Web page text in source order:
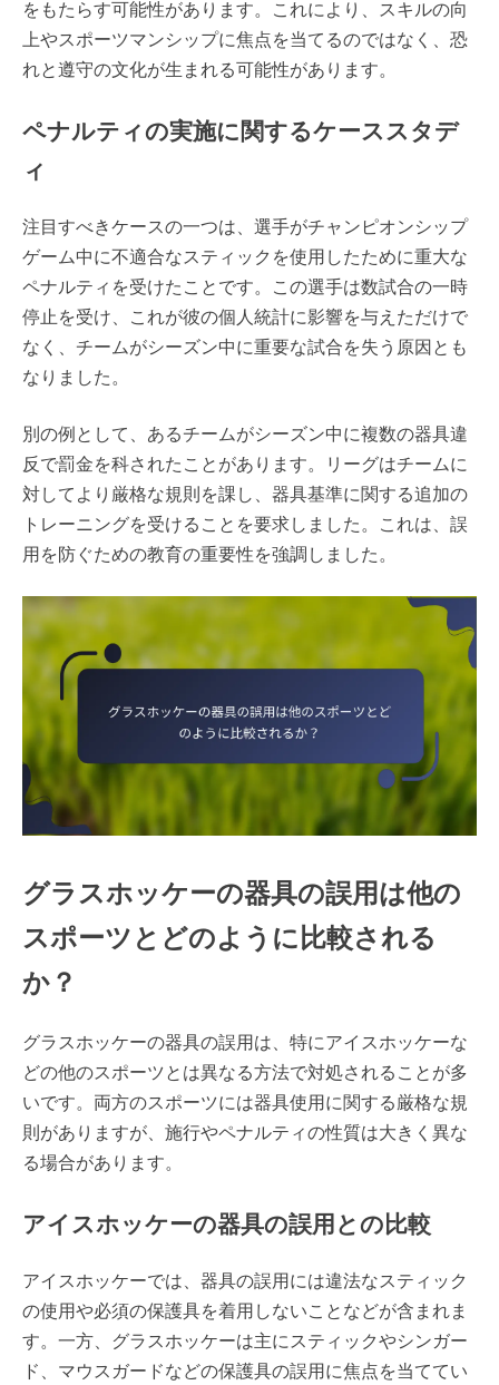
をもたらす可能性があります。これにより、スキルの向
上やスポーツマンシップに焦点を当てるのではなく、恐
れと遵守の文化が生まれる可能性があります。
ペナルティの実施に関するケーススタデ
ィ
注目すべきケースの一つは、選手がチャンピオンシップ
ゲーム中に不適合なスティックを使用したために重大な
ペナルティを受けたことです。この選手は数試合の一時
停止を受け、これが彼の個人統計に影響を与えただけで
なく、チームがシーズン中に重要な試合を失う原因とも
なりました。
別の例として、あるチームがシーズン中に複数の器具違
反で罰金を科されたことがあります。リーグはチームに
対してより厳格な規則を課し、器具基準に関する追加の
トレーニングを受けることを要求しました。これは、誤
用を防ぐための教育の重要性を強調しました。
グラスホッケーの器具の誤用は他の
スポーツとどのように比較される
か？
グラスホッケーの器具の誤用は、特にアイスホッケーな
どの他のスポーツとは異なる方法で対処されることが多
いです。両方のスポーツには器具使用に関する厳格な規
則がありますが、施行やペナルティの性質は大きく異な
る場合があります。
アイスホッケーの器具の誤用との比較
アイスホッケーでは、器具の誤用には違法なスティック
の使用や必須の保護具を着用しないことなどが含まれま
す。一方、グラスホッケーは主にスティックやシンガー
ド、マウスガードなどの保護具の誤用に焦点を当ててい